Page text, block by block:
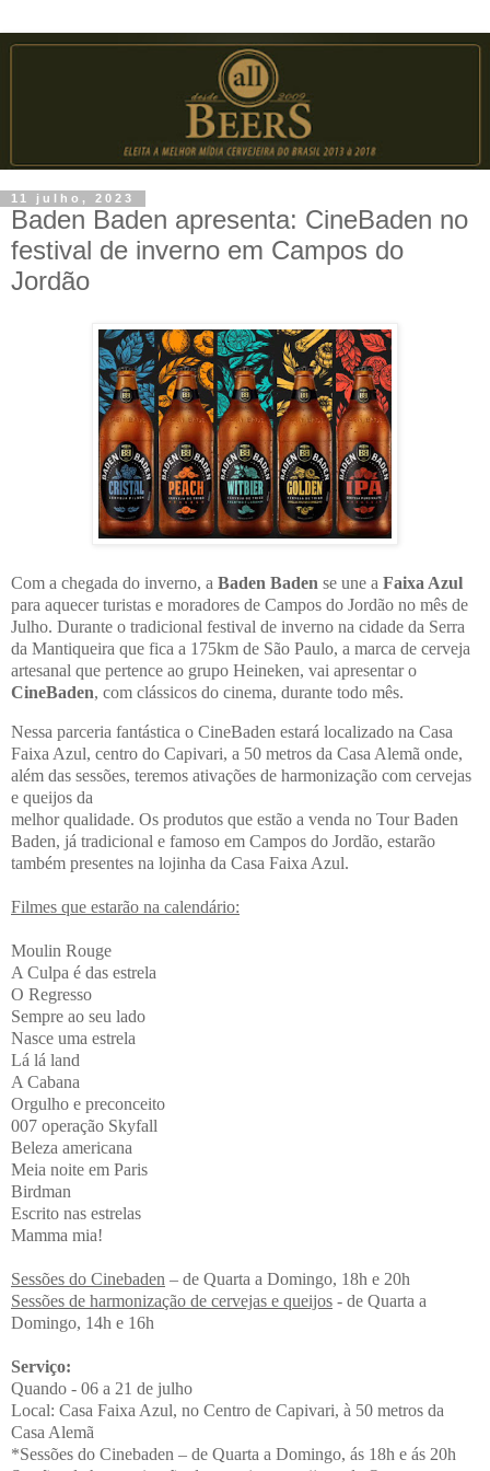
11 julho, 2023
Baden Baden apresenta: CineBaden no
festival de inverno em Campos do
Jordão
Com a chegada do inverno, a Baden Baden se une a Faixa Azul
para aquecer turistas e moradores de Campos do Jordão no mês de
Julho. Durante o tradicional festival de inverno na cidade da Serra
da Mantiqueira que fica a 175km de São Paulo, a marca de cerveja
artesanal que pertence ao grupo Heineken, vai apresentar o
CineBaden, com clássicos do cinema, durante todo mês.
Nessa parceria fantástica o CineBaden estará localizado na Casa
Faixa Azul, centro do Capivari, a 50 metros da Casa Alemã onde,
além das sessões, teremos ativações de harmonização com cervejas
e queijos da
melhor qualidade. Os produtos que estão a venda no Tour Baden
Baden, já tradicional e famoso em Campos do Jordão, estarão
também presentes na lojinha da Casa Faixa Azul.
Filmes que estarão na calendário:
Moulin Rouge
A Culpa é das estrela
O Regresso
Sempre ao seu lado
Nasce uma estrela
Lá lá land
A Cabana
Orgulho e preconceito
007 operação Skyfall
Beleza americana
Meia noite em Paris
Birdman
Escrito nas estrelas
Mamma mia!
Sessões do Cinebaden – de Quarta a Domingo, 18h e 20h
Sessões de harmonização de cervejas e queijos - de Quarta a
Domingo, 14h e 16h
Serviço:
Quando - 06 a 21 de julho
Local: Casa Faixa Azul, no Centro de Capivari, à 50 metros da
Casa Alemã
*Sessões do Cinebaden – de Quarta a Domingo, ás 18h e ás 20h